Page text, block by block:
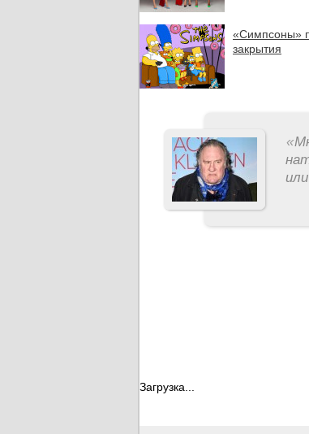
«Симпсоны»
закрытия
«
Загрузка...